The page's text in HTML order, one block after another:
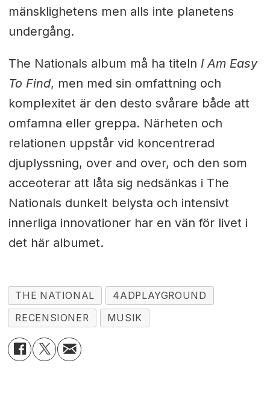
mänsklighetens men alls inte planetens
undergång.
The Nationals album må ha titeln I Am Easy
To Find, men med sin omfattning och
komplexitet är den desto svårare både att
omfamna eller greppa. Närheten och
relationen uppstår vid koncentrerad
djuplyssning, over and over, och den som
acceoterar att låta sig nedsänkas i The
Nationals dunkelt belysta och intensivt
innerliga innovationer har en vän för livet i
det här albumet.
THE NATIONAL
4ADPLAYGROUND
RECENSIONER
MUSIK